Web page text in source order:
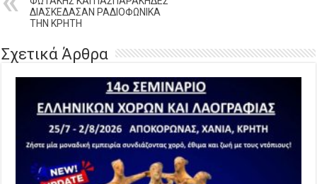
ΔΙΑΣΚΕΔΑΣΑΝ ΡΑΔΙΟΦΩΝΙΚΑ
ΤΗΝ ΚΡΗΤΗ
Σχετικά Άρθρα